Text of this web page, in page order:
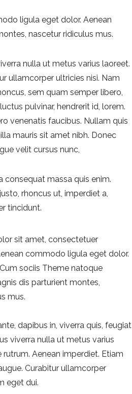
ligula eget dolor. Aenean
nascetur ridiculus mus.
nulla ut metus varius laoreet.
ullamcorper ultricies nisi. Nam
sem quam semper libero,
pulvinar, hendrerit id, lorem.
venenatis faucibus. Nullam quis
mauris sit amet nibh. Donec
velit cursus nunc,
consequat massa quis enim.
rhoncus ut, imperdiet a,
tincidunt.
sit amet, consectetuer
commodo ligula eget dolor.
sociis Theme natoque
dis parturient montes,
mus.
dapibus in, viverra quis, feugiat
viverra nulla ut metus varius
rutrum. Aenean imperdiet. Etiam
Curabitur ullamcorper
eget dui.